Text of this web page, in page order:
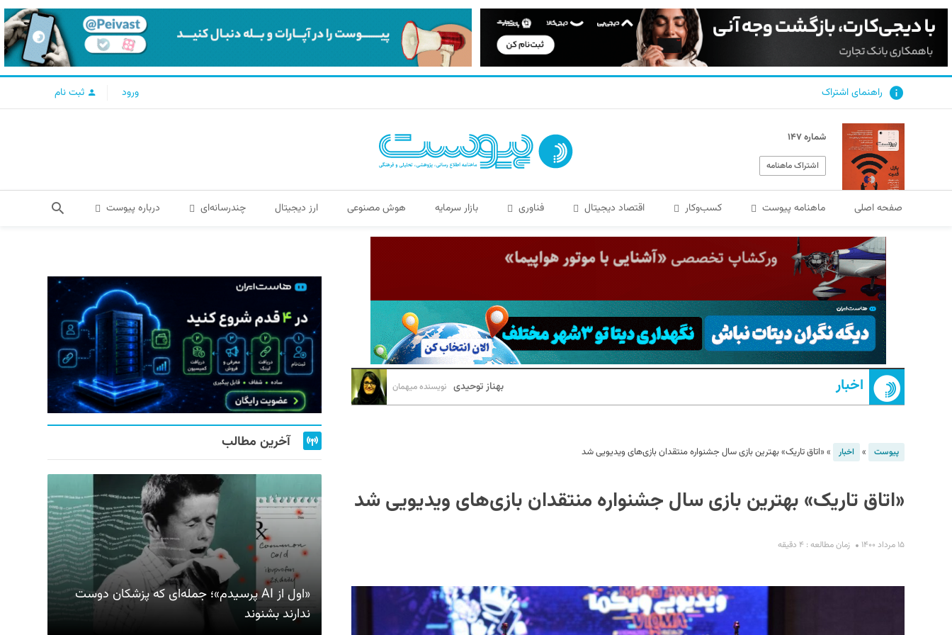
راهنمای اشتراک ورود ثبت نام
شماره ۱۴۷
اشتراک ماهنامه
صفحه اصلی ماهنامه پیوست کسب‌و‌کار اقتصاد دیجیتال فناوری بازار سرمایه هوش مصنوعی ارز دیجیتال چندرسانه‌ای درباره پیوست
اخبار بهناز توحیدی نویسنده میهمان
پیوست » اخبار »«اتاق تاریک» بهترین بازی سال جشنواره منتقدان بازی‌های ویدیویی شد
«اتاق تاریک» بهترین بازی سال جشنواره منتقدان بازی‌های ویدیویی شد
۱۵ مرداد ۱۴۰۰ زمان مطالعه : ۴ دقیقه
آخرین مطالب
«اول از AI پرسیدم»؛ جمله‌ای که پزشکان دوست
ندارند بشنوند